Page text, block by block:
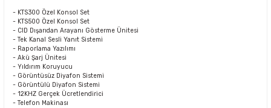
- KTS300 Özel Konsol Set
- KTS500 Özel Konsol Set
- CID Dışarıdan Arayanı Gösterme Ünitesi
- Tek Kanal Sesli Yanıt Sistemi
- Raporlama Yazılımı
- Akü Şarj Ünitesi
- Yıldırım Koruyucu
- Görüntüsüz Diyafon Sistemi
- Görüntülü Diyafon Sistemi
- 12KHZ Gerçek Ücretlendirici
- Telefon Makinası